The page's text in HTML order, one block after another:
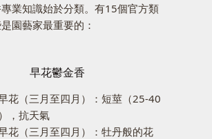
業知識始於分類。有15個官方類
園藝家最重要的：
早花鬱金香
花（三月至四月）：短莖（25-40
，抗天氣
花（三月至四月）：牡丹般的花